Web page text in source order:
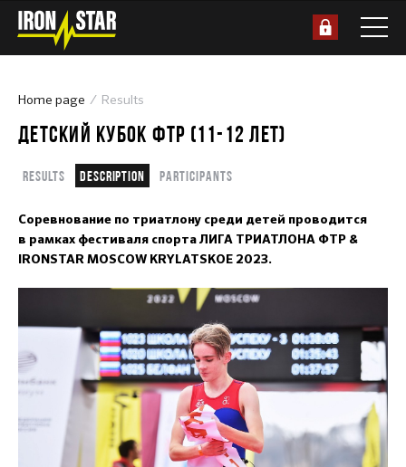
Home page Results
ДЕТСКИЙ КУБОК ФТР (11-12 ЛЕТ)
Results Description Participants
Соревнование по триатлону среди детей проводится
в рамках фестиваля спорта ЛИГА ТРИАТЛОНА ФТР &
IRONSTAR MOSCOW KRYLATSKOE 2023.